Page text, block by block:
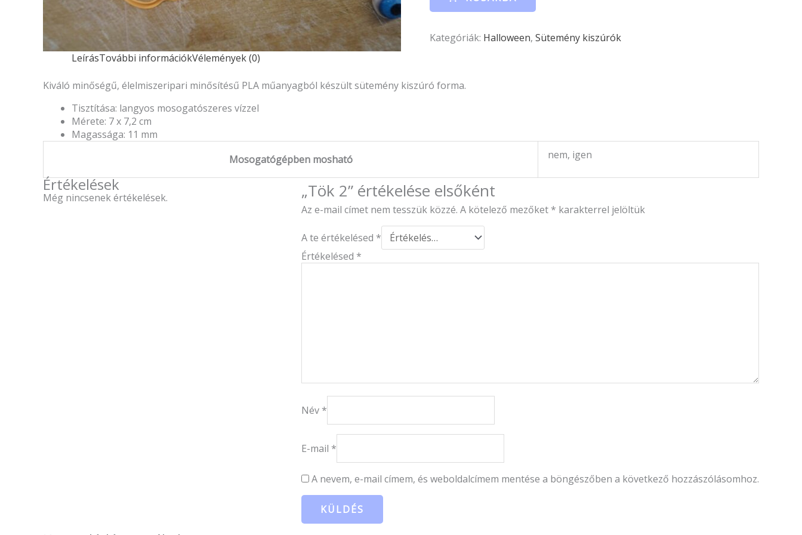
Kategóriák: Halloween, Sütemény kiszúrók
LeírásTovábbi információkVélemények (0)
Kiváló minőségű, élelmiszeripari minősítésű PLA műanyagból készült sütemény kiszúró forma.
Tisztítása: langyos mosogatószeres vízzel
Mérete: 7 x 7,2 cm
Magassága: 11 mm
Mosogatógépben mosható
nem, igen
Értékelések
Még nincsenek értékelések. „Tök 2” értékelése elsőként
Az e-mail címet nem tesszük közzé. A kötelező mezőket * karakterrel jelöltük
A te értékelésed *
Értékelésed *
Név *
E-mail *
A nevem, e-mail címem, és weboldalcímem mentése a böngészőben a következő hozzászólásomhoz.